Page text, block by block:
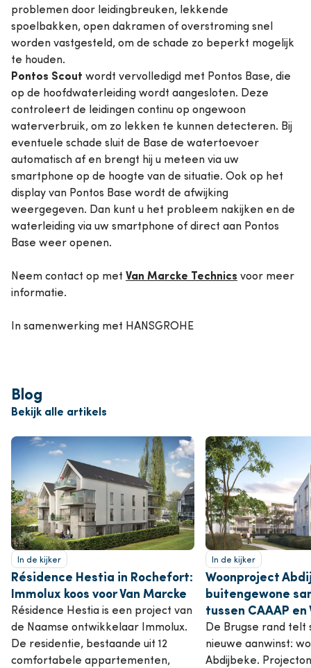
problemen door leidingbreuken, lekkende
spoelbakken, open dakramen of overstroming snel
worden vastgesteld, om de schade zo beperkt mogelijk
te houden.
Pontos Scout wordt vervolledigd met Pontos Base, die
op de hoofdwaterleiding wordt aangesloten. Deze
controleert de leidingen continu op ongewoon
waterverbruik, om zo lekken te kunnen detecteren. Bij
eventuele schade sluit de Base de watertoevoer
automatisch af en brengt hij u meteen via uw
smartphone op de hoogte van de situatie. Ook op het
display van Pontos Base wordt de afwijking
weergegeven. Dan kunt u het probleem nakijken en de
waterleiding via uw smartphone of direct aan Pontos
Base weer openen.
Neem contact op met Van Marcke Technics voor meer
informatie.
In samenwerking met HANSGROHE
Blog
Bekijk alle artikels
In de kijker
Résidence Hestia in Rochefort:
Immolux koos voor Van Marcke
Résidence Hestia is een project van
de Naamse ontwikkelaar Immolux.
De residentie, bestaande uit 12
comfortabele appartementen,
In de kijker
Woonproject
buitengewone
tussen CAAAP en
De Brugse rand telt
nieuwe aanwinst:
Abdijbeke.